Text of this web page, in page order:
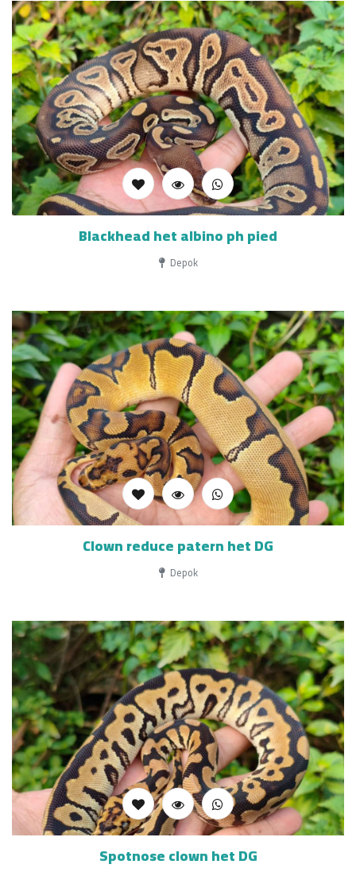
Blackhead het albino ph pied
Depok
Clown reduce patern het DG
Depok
Spotnose clown het DG